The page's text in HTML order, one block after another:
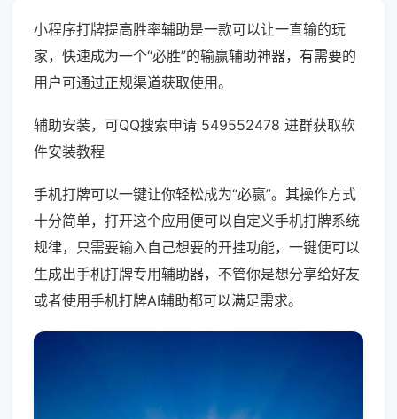
小程序打牌提高胜率辅助是一款可以让一直输的玩
家，快速成为一个“必胜”的输赢辅助神器，有需要的
用户可通过正规渠道获取使用。
辅助安装，可QQ搜索申请 549552478 进群获取软
件安装教程
手机打牌可以一键让你轻松成为“必赢”。其操作方式
十分简单，打开这个应用便可以自定义手机打牌系统
规律，只需要输入自己想要的开挂功能，一键便可以
生成出手机打牌专用辅助器，不管你是想分享给好友
或者使用手机打牌AI辅助都可以满足需求。